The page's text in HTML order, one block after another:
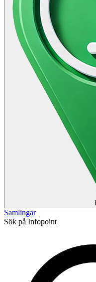
Samlingar
Sök på Infopoint